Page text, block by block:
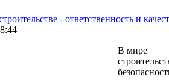
- ответственность и
В мире